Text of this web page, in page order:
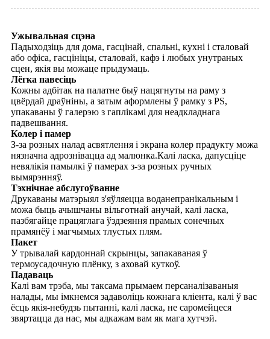
Ужывальная сцэна
Падыходзіць для дома, гасцінай, спальні, кухні і сталовай
або офіса, гасцініцы, сталовай, кафэ і любых унутраных
сцен, якія вы можаце прыдумаць.
Лёгка павесіць
Кожны адбітак на палатне быў нацягнуты на раму з
цвёрдай драўніны, а затым аформлены ў рамку з PS,
упакаваны ў галерэю з гаплікамі для неадкладнага
падвешвання.
Колер і памер
З-за розных налад асвятлення і экрана колер прадукту можа
нязначна адрознівацца ад малюнка.Калі ласка, дапусціце
невялікія памылкі ў памерах з-за розных ручных
вымярэнняў.
Тэхнічнае абслугоўванне
Друкаваны матэрыял з'яўляецца воданепранікальным і
можа быць ачышчаны вільготнай анучай, калі ласка,
пазбягайце працяглага ўздзеяння прамых сонечных
прамянёў і магчымых тлустых плям.
Пакет
У трывалай кардоннай скрынцы, запакаваная ў
термоусадочную плёнку, з аховай куткоў.
Падаваць
Калі вам трэба, мы таксама прымаем персаналізаваныя
налады, мы імкнемся задаволіць кожнага кліента, калі ў вас
ёсць якія-небудзь пытанні, калі ласка, не саромейцеся
звяртацца да нас, мы адкажам вам як мага хутчэй.